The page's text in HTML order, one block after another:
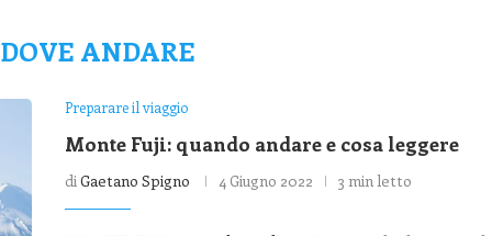
DOVE ANDARE
Preparare il viaggio
Monte Fuji: quando andare e cosa leggere
diGaetano Spigno 4 Giugno 2022 3 min letto